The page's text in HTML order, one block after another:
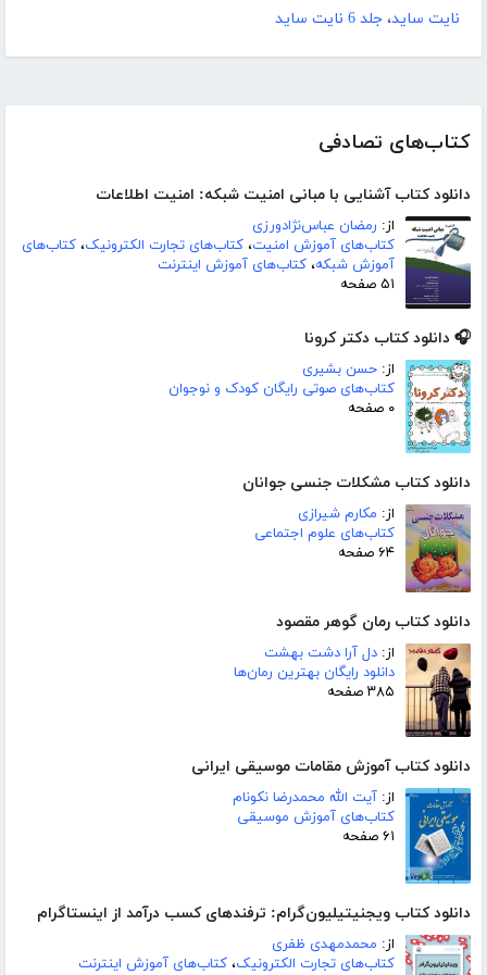
کتاب‌های تصادفی
دانلود کتاب آشنایی با مبانی امنیت شبکه: امنیت اطلاعات
از: رمضان عباس‌نژادورزی
کتاب‌های آموزش امنیت، کتاب‌های تجارت الکترونیک، کتاب‌های
آموزش شبکه، کتاب‌های آموزش اینترنت
۵۱ صفحه
🎧 دانلود کتاب دکتر کرونا
از: حسن بشیری
کتاب‌های صوتی رایگان کودک و نوجوان
۰ صفحه
دانلود کتاب مشکلات جنسی جوانان
از: مکارم شیرازی
کتاب‌های علوم اجتماعی
۶۴ صفحه
دانلود کتاب رمان گوهر مقصود
از: دل آرا دشت بهشت
دانلود رایگان بهترین رمان‌ها
۳۸۵ صفحه
دانلود کتاب آموزش مقامات موسیقی ایرانی
از: آیت الله محمدرضا نکونام
کتاب‌های آموزش موسیقی
۶۱ صفحه
دانلود کتاب ویجنیتیلیون‌گرام: ترفندهای کسب درآمد از اینستاگرام
از: محمدمهدی ظفری
کتاب‌های تجارت الکترونیک، کتاب‌های آموزش اینترنت
نایت ساید، جلد 6 نایت ساید